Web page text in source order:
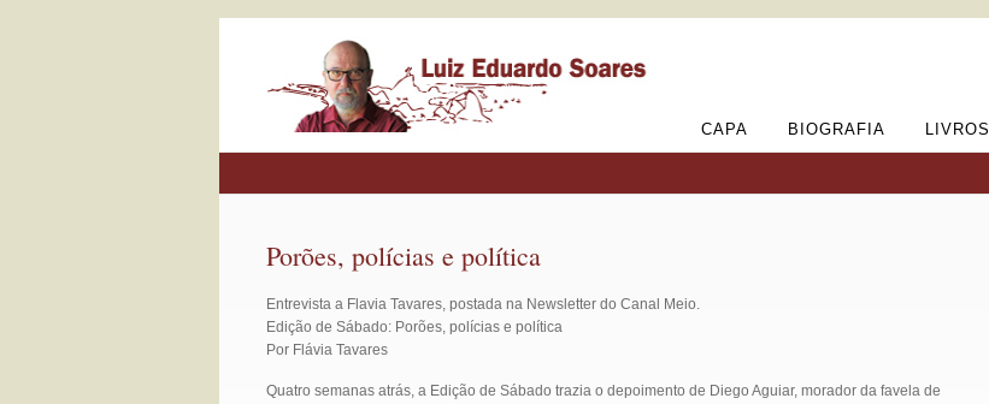
CAPA BIOGRAFIA LIVROS
Porões, polícias e política
Entrevista a Flavia Tavares, postada na Newsletter do Canal Meio.
Edição de Sábado: Porões, polícias e política
Por Flávia Tavares
Quatro semanas atrás, a Edição de Sábado trazia o depoimento de Diego Aguiar, morador da favela de